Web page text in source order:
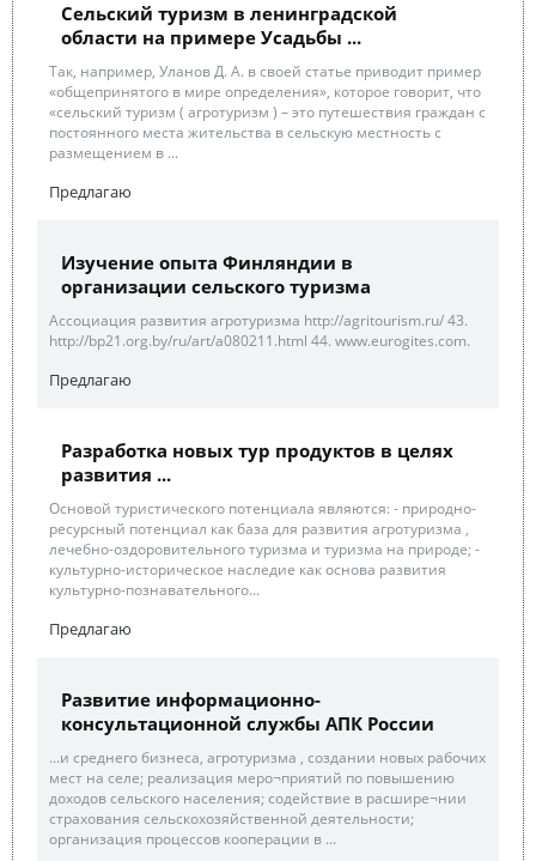
Сельский туризм в ленинградской
области на примере Усадьбы ...
Так, например, Уланов Д. А. в своей статье приводит пример
«общепринятого в мире определения», которое говорит, что
«сельский туризм ( агротуризм ) – это путешествия граждан с
постоянного места жительства в сельскую местность с
размещением в ...
Предлагаю
Изучение опыта Финляндии в
организации сельского туризма
Ассоциация развития агротуризма http://agritourism.ru/ 43.
http://bp21.org.by/ru/art/a080211.html 44. www.eurogites.com.
Предлагаю
Разработка новых тур продуктов в целях
развития ...
Основой туристического потенциала являются: - природно-
ресурсный потенциал как база для развития агротуризма ,
лечебно-оздоровительного туризма и туризма на природе; -
культурно-историческое наследие как основа развития
культурно-познавательного...
Предлагаю
Развитие информационно-
консультационной службы АПК России
...и среднего бизнеса, агротуризма , создании новых рабочих
мест на селе; реализация меро¬приятий по повышению
доходов сельского населения; содействие в расшире¬нии
страхования сельскохозяйственной деятельности;
организация процессов кооперации в ...